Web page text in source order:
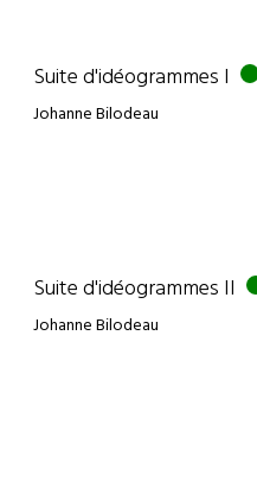
Suite d'idéogrammes I
Johanne Bilodeau
Suite d'idéogrammes II
Johanne Bilodeau